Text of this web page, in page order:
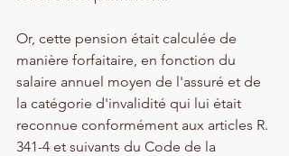
Or, cette pension était calculée de
manière forfaitaire, en fonction du
salaire annuel moyen de l'assuré et de
la catégorie d'invalidité qui lui était
reconnue conformément aux articles R.
341-4 et suivants du Code de la